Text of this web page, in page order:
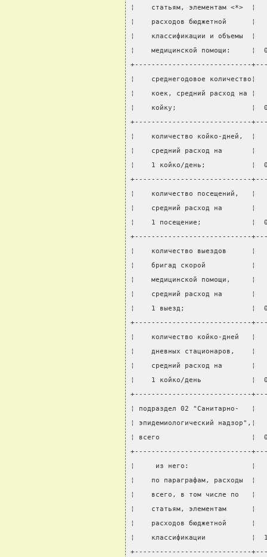
¦    статьям,
¦    расходов
¦    классификации и
¦    медицинской
+----------------------------
¦    среднегодовое
¦    коек, средний
¦    койку;
+----------------------------
¦    количество койко-
¦    средний расход на
¦    1 койко/день;
+----------------------------
¦    количество
¦    средний расход на
¦    1 посещение;
+----------------------------
¦    количество
¦    бригад скорой
¦    медицинской
¦    средний расход на
¦    1 выезд;
+----------------------------
¦    количество койко-
¦    дневных
¦    средний расход на
¦    1 койко/день
+----------------------------
¦ подраздел 02
¦ эпидемиологический
¦ всего                      ¦
+----------------------------
¦     из него:
¦    по параграфам,
¦    всего, в том числе
¦    статьям,
¦    расходов
¦    классификации
+----------------------------